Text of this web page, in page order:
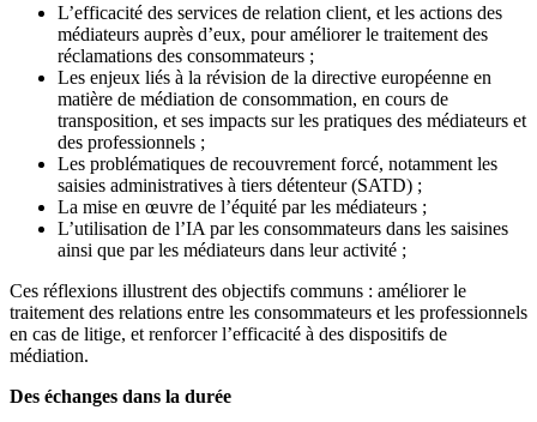
L’efficacité des services de relation client, et les actions des
médiateurs auprès d’eux, pour améliorer le traitement des
réclamations des consommateurs ;
Les enjeux liés à la révision de la directive européenne en
matière de médiation de consommation, en cours de
transposition, et ses impacts sur les pratiques des médiateurs et
des professionnels ;
Les problématiques de recouvrement forcé, notamment les
saisies administratives à tiers détenteur (SATD) ;
La mise en œuvre de l’équité par les médiateurs ;
L’utilisation de l’IA par les consommateurs dans les saisines
ainsi que par les médiateurs dans leur activité ;
Ces réflexions illustrent des objectifs communs : améliorer le
traitement des relations entre les consommateurs et les professionnels
en cas de litige, et renforcer l’efficacité à des dispositifs de
médiation.
Des échanges dans la durée